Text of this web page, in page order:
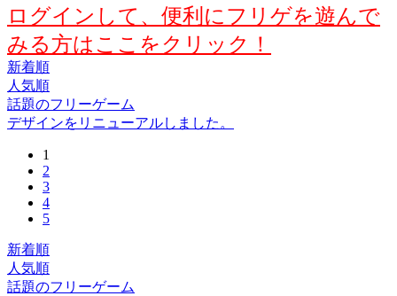
ログインして、便利にフリゲを遊んで
みる方はここをクリック！
新着順
人気順
話題のフリーゲーム
デザインをリニューアルしました。
1
2
3
4
5
新着順
人気順
話題のフリーゲーム